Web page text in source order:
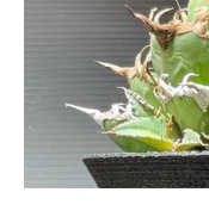
話かもとは思いつつ
しようとしているの
があったのか 生成AIはこれまでも使っていました。 主
に使っているのはClaude
Claude Codeを立ち
を進めていく。困っ
新機能の設計をしても